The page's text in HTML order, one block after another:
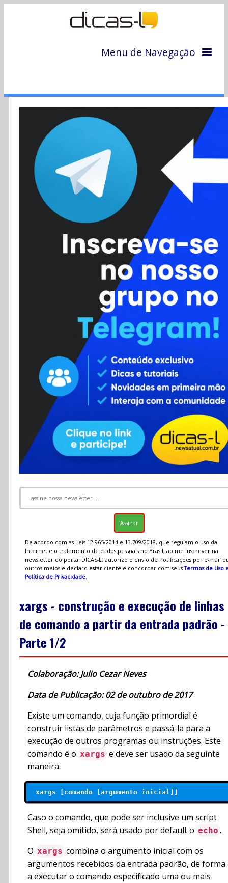
Menu de Navegação
Colunas
Colaboradores
Cursos
Enviar Dica
Contato
RSS
De acordo com as Leis 12.965/2014 e 13.709/2018, que regulam o uso da
Internet e o tratamento de dados pessoais no Brasil, ao me inscrever na
newsletter do portal DICAS-L, autorizo o envio de notificações por e-mail
outros meios e declaro estar ciente e concordar com seusTermos de Uso
Política de Privacidade.
xargs - construção e execução de linhas
de comando a partir da entrada padrão -
Parte 1/2
Colaboração: Julio Cezar Neves
Data de Publicação: 02 de outubro de 2017
Existe um comando, cuja função primordial é
construir listas de parâmetros e passá-la para a
execução de outros programas ou instruções. Este
comando é o xargs e deve ser usado da seguinte
maneira:
xargs [comando [argumento inicial]]
Caso o comando, que pode ser inclusive um script
Shell, seja omitido, será usado por default o echo .
O xargs combina o argumento inicial com os
argumentos recebidos da entrada padrão, de forma
a executar o comando especificado uma ou mais